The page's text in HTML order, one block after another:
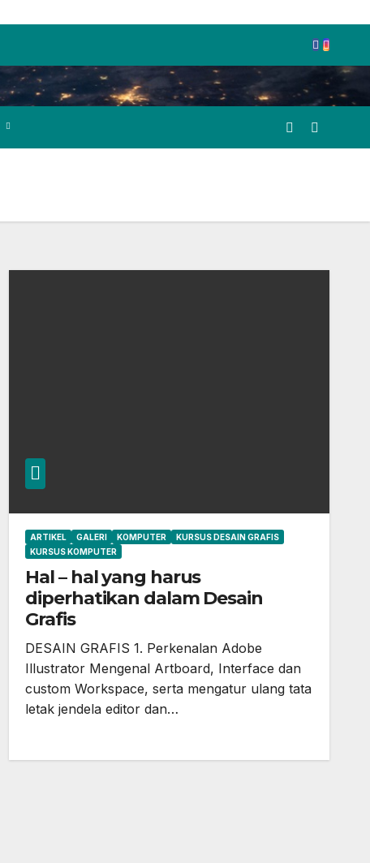
ARTIKEL GALERI KOMPUTER
KURSUS DESAIN GRAFIS
KURSUS KOMPUTER
Hal – hal yang harus
diperhatikan dalam Desain
Grafis
DESAIN GRAFIS 1. Perkenalan Adobe
Illustrator Mengenal Artboard, Interface dan
custom Workspace, serta mengatur ulang tata
letak jendela editor dan…